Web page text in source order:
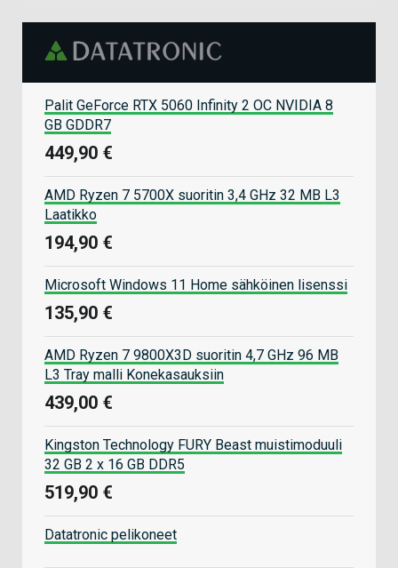
Palit GeForce RTX 5060 Infinity 2 OC NVIDIA 8
GB GDDR7
449,90 €
AMD Ryzen 7 5700X suoritin 3,4 GHz 32 MB L3
Laatikko
194,90 €
Microsoft Windows 11 Home sähköinen lisenssi
135,90 €
AMD Ryzen 7 9800X3D suoritin 4,7 GHz 96 MB
L3 Tray malli Konekasauksiin
439,00 €
Kingston Technology FURY Beast muistimoduuli
32 GB 2 x 16 GB DDR5
519,90 €
Datatronic pelikoneet